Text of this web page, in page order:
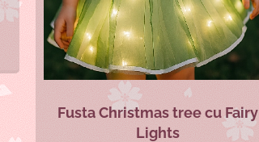
Fusta Christmas tree cu Fairy
Lights